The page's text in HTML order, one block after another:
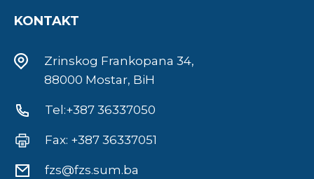
KONTAKT
Zrinskog Frankopana 34,
88000 Mostar, BiH
Tel:+387 36337050
Fax: +387 36337051
fzs@fzs.sum.ba